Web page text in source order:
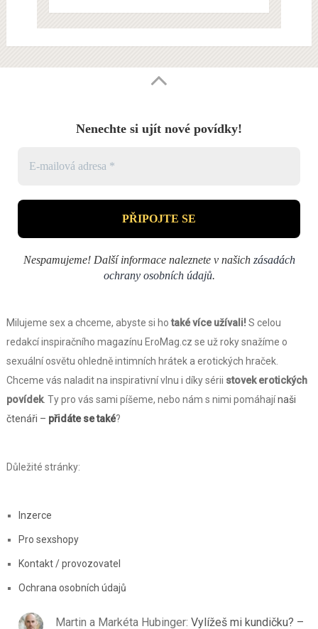
Nenechte si ujít nové povídky!
Nespamujeme! Další informace naleznete v našich zásadách
ochrany osobních údajů.
Milujeme sex a chceme, abyste si hotaké více užívali!S celou
redakcí inspiračního magazínu EroMag.cz se už roky snažíme o
sexuální osvětu ohledně intimních hrátek a erotických hraček.
Chceme vás naladit na inspirativní vlnu i díky sérii stovek erotických
povídek. Ty pro vás sami píšeme, nebo nám s nimi pomáhajínaši
čtenáři – přidáte se také?
Důležité stránky:
Inzerce
Pro sexshopy
Kontakt / provozovatel
Ochrana osobních údajů
Martin a Markéta Hubinger: Vylížeš mi kundičku? –